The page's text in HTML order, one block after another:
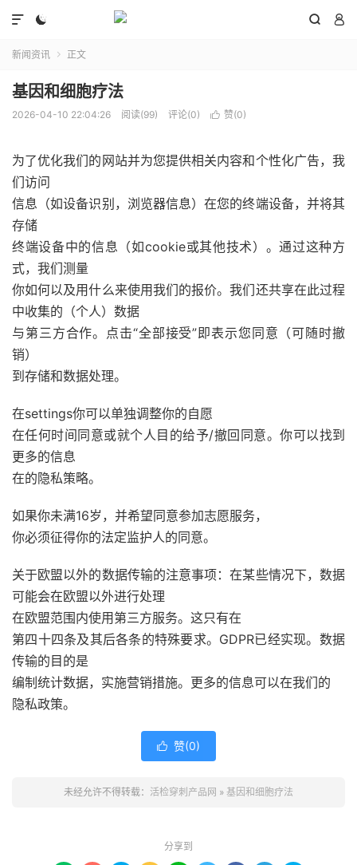
  

新闻资讯  正文
基因和细胞疗法
2026-04-10 22:04:26 阅读(99) 评论(0)  赞(0)
为了优化我们的网站并为您提供相关内容和个性化广告，我
们访问
信息（如设备识别，浏览器信息）在您的终端设备，并将其
存储
终端设备中的信息（如cookie或其他技术）。通过这种方
式，我们测量
你如何以及用什么来使用我们的报价。我们还共享在此过程
中收集的（个人）数据
与第三方合作。点击“全部接受”即表示您同意（可随时撤
销）
到存储和数据处理。
在settings你可以单独调整你的自愿
在任何时间同意或就个人目的给予/撤回同意。你可以找到
更多的信息
在的隐私策略。
如果你未满16岁，并希望同意参加志愿服务，
你必须征得你的法定监护人的同意。
关于欧盟以外的数据传输的注意事项：在某些情况下，数据
可能会在欧盟以外进行处理
在欧盟范围内使用第三方服务。这只有在
第四十四条及其后各条的特殊要求。GDPR已经实现。数据
传输的目的是
编制统计数据，实施营销措施。更多的信息可以在我们的
隐私政策。
 赞(0)
未经允许不得转载： 活检穿刺产品网 » 基因和细胞疗法
分享到